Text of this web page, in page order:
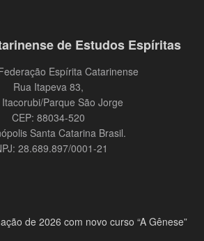
de Estudos Espíritas
Espírita Catarinense
Rua Itapeva 83,
Parque São Jorge
CEP: 88034-520
Santa Catarina Brasil.
28.689.897/0001-21
de 2026 com novo curso “A Gênese”